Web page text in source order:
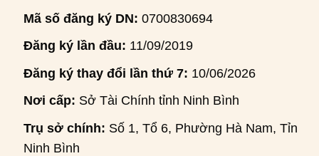
Mã số đăng ký DN: 0700830694
Đăng ký lần đầu: 11/09/2019
Đăng ký thay đổi lần thứ 7: 10/06/2026
Nơi cấp: Sở Tài Chính tỉnh Ninh Bình
Trụ sở chính: Số 1, Tổ 6, Phường Hà Nam, Tỉnh
Ninh Bình